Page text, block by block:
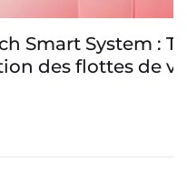
unifie la
électriques